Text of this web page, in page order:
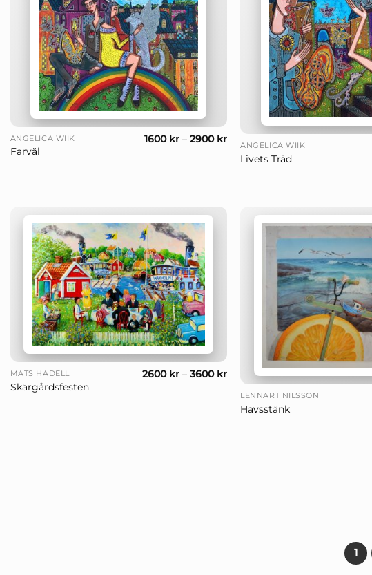
+
ANGELICA WIIK
Farväl
1600 kr– 2900 kr
+
ANGELICA WIIK
Livets Träd
MATS HÅDELL
Skärgårdsfesten
2600 kr– 3600 kr
LENNART NILSSON
Havsstänk
1